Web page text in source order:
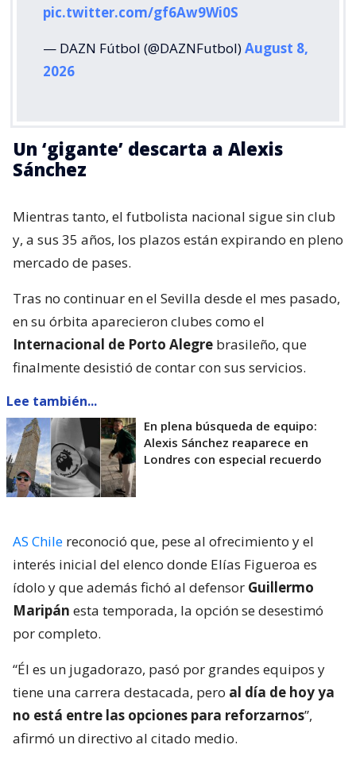
pic.twitter.com/gf6Aw9Wi0S
— DAZN Fútbol (@DAZNFutbol)August 8,
2026
Un ‘gigante’ descarta a Alexis
Sánchez
Mientras tanto, el futbolista nacional sigue sin club
y, a sus 35 años, los plazos están expirando en pleno
mercado de pases.
Tras no continuar en el Sevilla desde el mes pasado,
en su órbita aparecieron clubes como el
Internacional de Porto Alegre brasileño, que
finalmente desistió de contar con sus servicios.
Lee también...
En plena búsqueda de equipo:
Alexis Sánchez reaparece en
Londres con especial recuerdo
AS Chile reconoció que, pese al ofrecimiento y el
interés inicial del elenco donde Elías Figueroa es
ídolo y que además fichó al defensor Guillermo
Maripán esta temporada, la opción se desestimó
por completo.
“Él es un jugadorazo, pasó por grandes equipos y
tiene una carrera destacada, pero al día de hoy ya
no está entre las opciones para reforzarnos”,
afirmó un directivo al citado medio.